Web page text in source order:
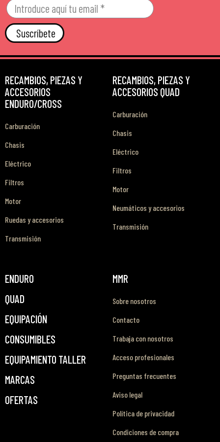
Suscríbete
RECAMBIOS, PIEZAS Y
ACCESORIOS
ENDURO/CROSS
Carburación
Chasis
Eléctrico
Filtros
Motor
Ruedas y accesorios
Transmisión
RECAMBIOS, PIEZAS Y
ACCESORIOS QUAD
Carburación
Chasis
Eléctrico
Filtros
Motor
Neumáticos y accesorios
Transmisión
ENDURO
QUAD
EQUIPACIÓN
CONSUMIBLES
EQUIPAMIENTO TALLER
MARCAS
OFERTAS
MMR
Sobre nosotros
Contacto
Trabaja con nosotros
Acceso profesionales
Preguntas frecuentes
Aviso legal
Política de privacidad
Condiciones de compra